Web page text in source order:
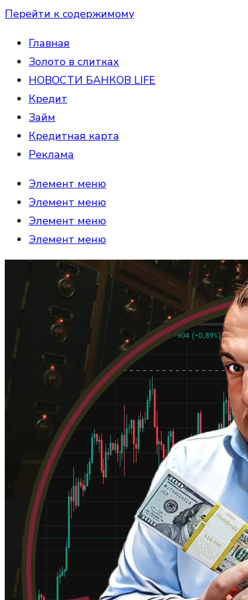
Перейти к содержимому
Главная
Золото в слитках
НОВОСТИ БАНКОВ LIFE
Кредит
Займ
Кредитная карта
Реклама
Элемент меню
Элемент меню
Элемент меню
Элемент меню